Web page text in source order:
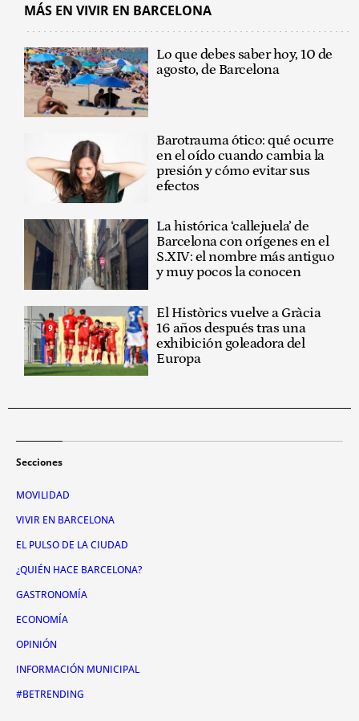
MÁS EN VIVIR EN BARCELONA
Lo que debes saber hoy, 10 de
agosto, de Barcelona
Barotrauma ótico: qué ocurre
en el oído cuando cambia la
presión y cómo evitar sus
efectos
La histórica ‘callejuela’ de
Barcelona con orígenes en el
S.XIV: el nombre más antiguo
y muy pocos la conocen
El Històrics vuelve a Gràcia
16 años después tras una
exhibición goleadora del
Europa
Secciones
MOVILIDAD
VIVIR EN BARCELONA
EL PULSO DE LA CIUDAD
¿QUIÉN HACE BARCELONA?
GASTRONOMÍA
ECONOMÍA
OPINIÓN
INFORMACIÓN MUNICIPAL
#BETRENDING